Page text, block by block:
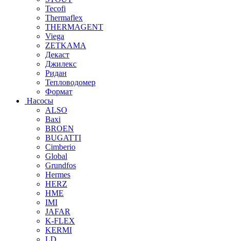
Tecofi
Thermaflex
THERMAGENT
Viega
ZETKAMA
Декаст
Джилекс
Ридан
Тепловодомер
Формат
Насосы
ALSO
Baxi
BROEN
BUGATTI
Cimberio
Global
Grundfos
Hermes
HERZ
HME
IMI
JAFAR
K-FLEX
KERMI
LD